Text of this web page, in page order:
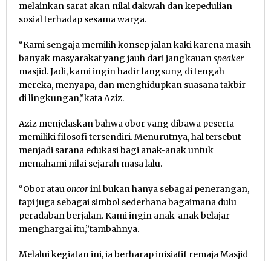
melainkan sarat akan nilai dakwah dan kepedulian
sosial terhadap sesama warga.
“Kami sengaja memilih konsep jalan kaki karena masih
banyak masyarakat yang jauh dari jangkauanspeaker
masjid. Jadi, kami ingin hadir langsung di tengah
mereka, menyapa, dan menghidupkan suasana takbir
di lingkungan,”kata Aziz.
Aziz menjelaskan bahwa obor yang dibawa peserta
memiliki filosofi tersendiri. Menurutnya, hal tersebut
menjadi sarana edukasi bagi anak-anak untuk
memahami nilai sejarah masa lalu.
“Obor atauoncorini bukan hanya sebagai penerangan,
tapi juga sebagai simbol sederhana bagaimana dulu
peradaban berjalan. Kami ingin anak-anak belajar
menghargai itu,”tambahnya.
Melalui kegiatan ini, ia berharap inisiatif remaja Masjid